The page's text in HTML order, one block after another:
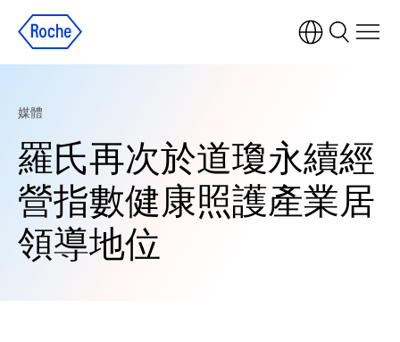
媒體
羅氏再次於道瓊永續經
營指數健康照護產業居
領導地位